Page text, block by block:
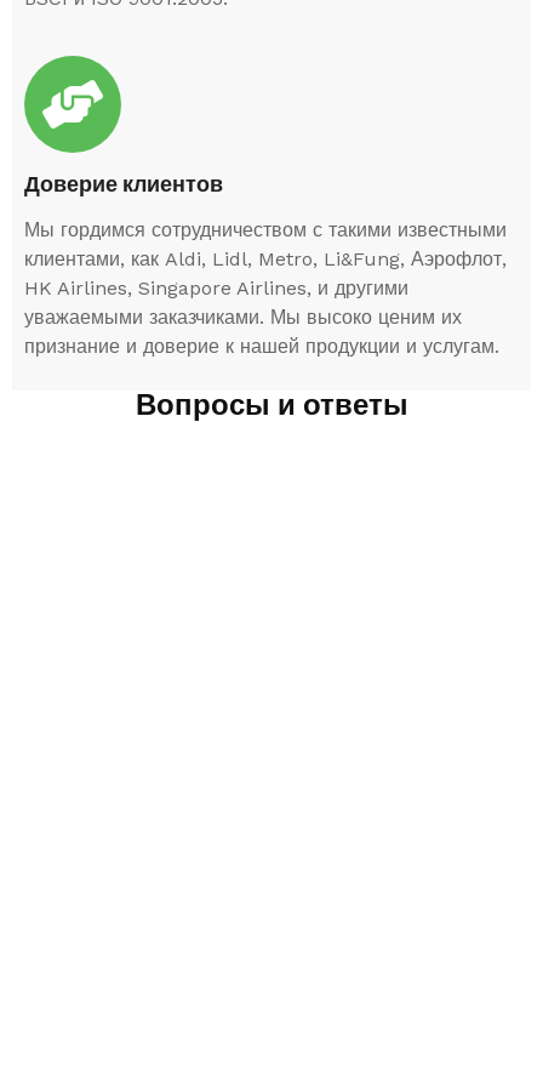
Доверие клиентов
Мы гордимся сотрудничеством с такими известными
клиентами, как Aldi, Lidl, Metro, Li&Fung, Аэрофлот,
HK Airlines, Singapore Airlines, и другими
уважаемыми заказчиками. Мы высоко ценим их
признание и доверие к нашей продукции и услугам.
Вопросы и ответы